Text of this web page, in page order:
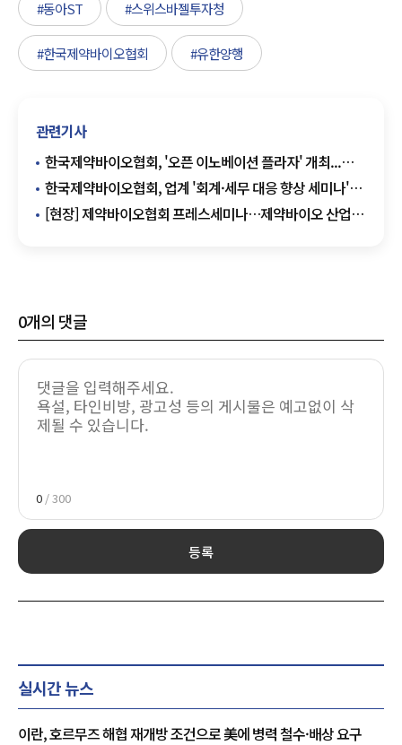
#동아ST #스위스바젤투자청
#한국제약바이오협회 #유한양행
관련기사
한국제약바이오협회, '오픈 이노베이션 플라자' 개최...
생태계 활성화에 앞장
한국제약바이오협회, 업계 '회계·세무 대응 향상 세미나'
개최
[현장] 제약바이오협회 프레스세미나…제약바이오 산업의
0개의 댓글
0 / 300
등록
실시간 뉴스
이란, 호르무즈 해협 재개방 조건으로 美에 병력 철수·배상 요구